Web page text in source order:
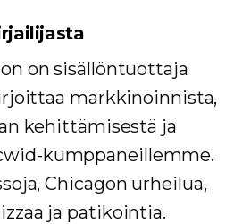
on sisällöntuottaja
markkinoinnista,
kehittämisestä ja
kumppaneillemme.
Chicagon urheilua,
ja patikointia.